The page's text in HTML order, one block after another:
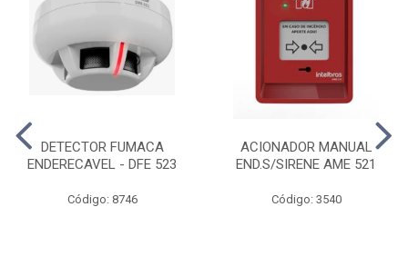
DETECTOR FUMACA
ENDERECAVEL - DFE 523
Código: 8746
ACIONADOR MANUAL
END.S/SIRENE AME 521
Código: 3540